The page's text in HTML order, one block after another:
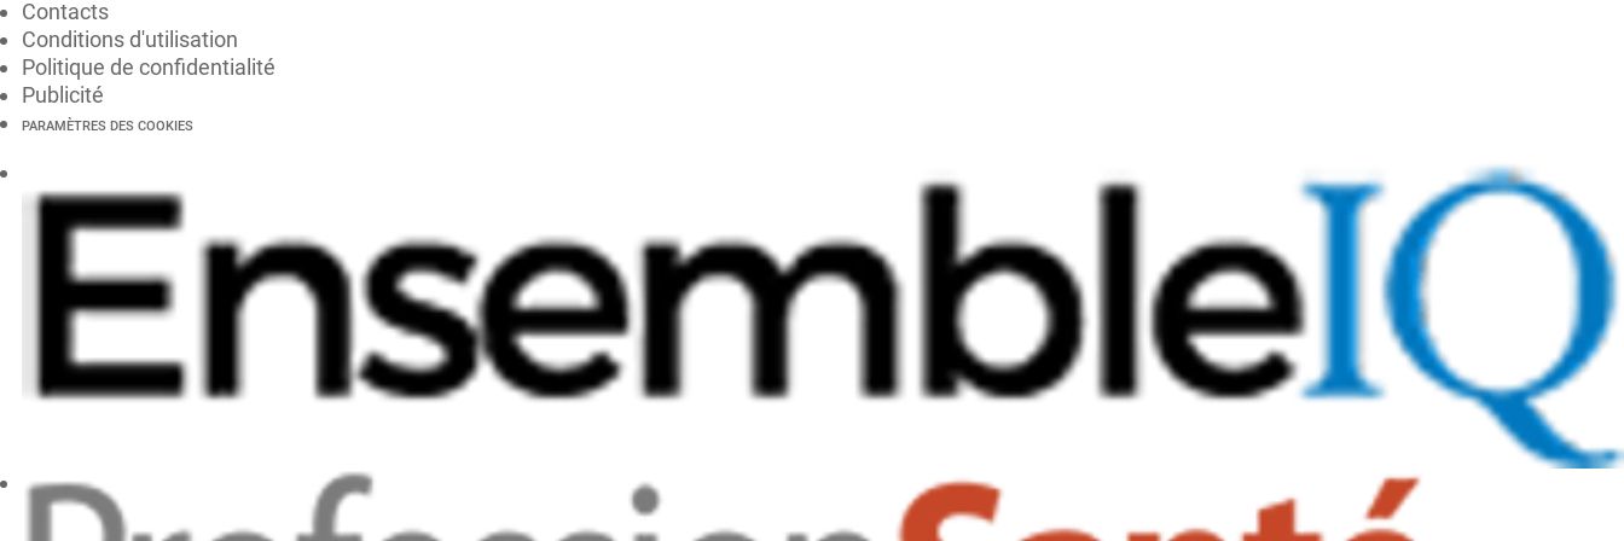
Contacts
Conditions d'utilisation
Politique de confidentialité
Publicité
PARAMÈTRES DES COOKIES